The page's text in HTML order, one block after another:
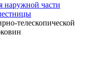
наружной части
телескопической